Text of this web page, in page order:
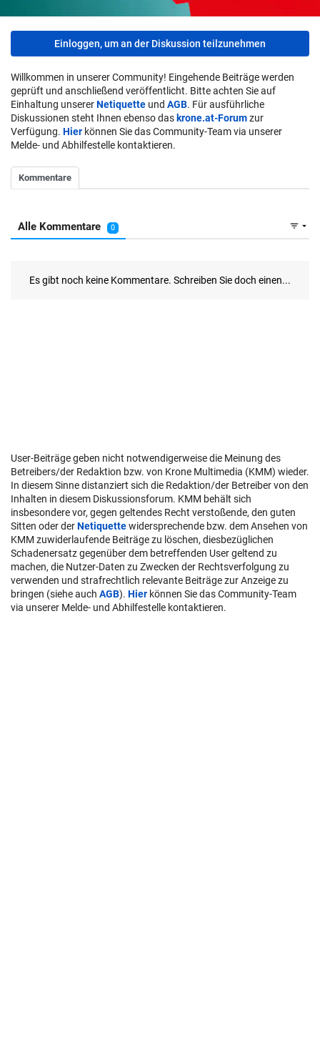
Einloggen, um an der Diskussion teilzunehmen
Willkommen in unserer Community! Eingehende Beiträge werden
geprüft und anschließend veröffentlicht. Bitte achten Sie auf
Einhaltung unsererNetiquette und AGB. Für ausführliche
Diskussionen steht Ihnen ebenso daskrone.at-Forumzur
Verfügung. Hier können Sie das Community-Team via unserer
Melde- und Abhilfestelle kontaktieren.
User-Beiträge geben nicht notwendigerweise die Meinung des
Betreibers/der Redaktion bzw. von Krone Multimedia (KMM) wieder.
In diesem Sinne distanziert sich die Redaktion/der Betreiber von den
Inhalten in diesem Diskussionsforum. KMM behält sich
insbesondere vor, gegen geltendes Recht verstoßende, den guten
Sitten oder derNetiquettewidersprechende bzw. dem Ansehen von
KMM zuwiderlaufende Beiträge zu löschen, diesbezüglichen
Schadenersatz gegenüber dem betreffenden User geltend zu
machen, die Nutzer-Daten zu Zwecken der Rechtsverfolgung zu
verwenden und strafrechtlich relevante Beiträge zur Anzeige zu
bringen (siehe auch AGB). Hier können Sie das Community-Team
via unserer Melde- und Abhilfestelle kontaktieren.